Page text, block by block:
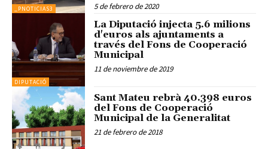
_PNOTICIAS3 5 de febrero de 2020
DIPUTACIÓ
La Diputació injecta 5.6 milions
d'euros als ajuntaments a
través del Fons de Cooperació
Municipal
11 de noviembre de 2019
Sant Mateu rebrà 40.398 euros
del Fons de Cooperació
Municipal de la Generalitat
21 de febrero de 2018